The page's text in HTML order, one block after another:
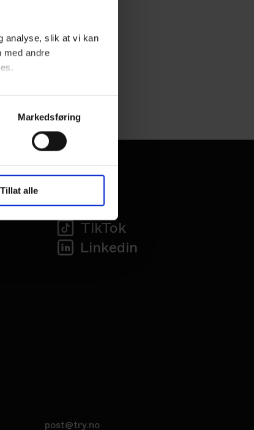
analyse, slik at vi kan
med andre
bruker dataene for å
Markedsføring
Tillat alle
TikTok
Linkedin
post@try.no